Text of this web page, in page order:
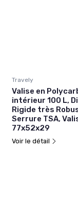
Travely
Valise en
intérieur 100 L,
Rigide très
Serrure TSA,
77x52x29
Voir le détail